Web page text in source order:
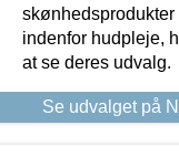
indenfor hudpleje,
at se deres udvalg.
Se udvalget på